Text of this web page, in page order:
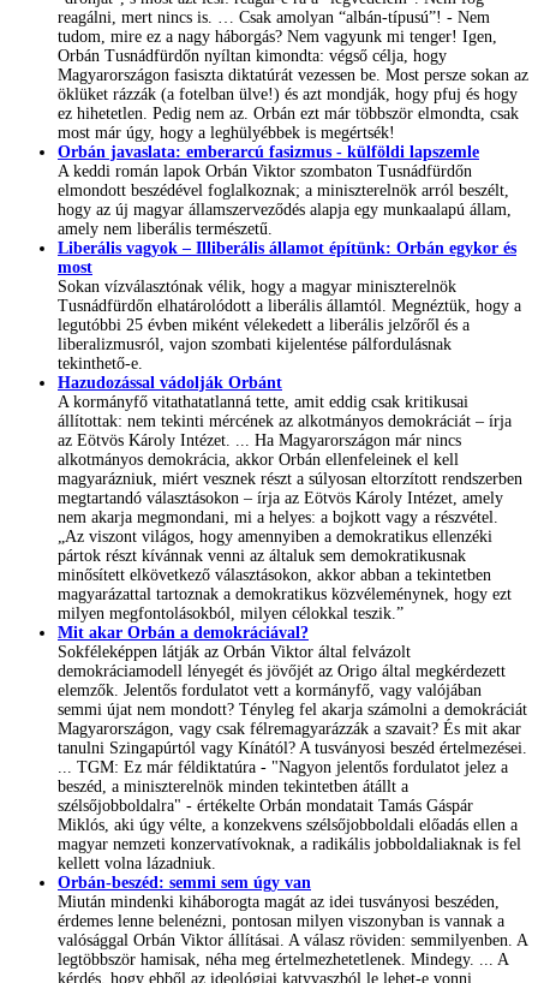
reagálni, mert nincs is. … Csak amolyan “albán-típusú”! - Nem
tudom, mire ez a nagy háborgás? Nem vagyunk mi tenger! Igen,
Orbán Tusnádfürdőn nyíltan kimondta: végső célja, hogy
Magyarországon fasiszta diktatúrát vezessen be. Most persze sokan az
öklüket rázzák (a fotelban ülve!) és azt mondják, hogy pfuj és hogy
ez hihetetlen. Pedig nem az. Orbán ezt már többször elmondta, csak
most már úgy, hogy a leghülyébbek is megértsék!
Orbán javaslata: emberarcú fasizmus - külföldi lapszemle
A keddi román lapok Orbán Viktor szombaton Tusnádfürdőn
elmondott beszédével foglalkoznak; a miniszterelnök arról beszélt,
hogy az új magyar államszerveződés alapja egy munkaalapú állam,
amely nem liberális természetű.
Liberális vagyok – Illiberális államot építünk: Orbán egykor és
most
Sokan vízválasztónak vélik, hogy a magyar miniszterelnök
Tusnádfürdőn elhatárolódott a liberális államtól. Megnéztük, hogy a
legutóbbi 25 évben miként vélekedett a liberális jelzőről és a
liberalizmusról, vajon szombati kijelentése pálfordulásnak
tekinthető-e.
Hazudozással vádolják Orbánt
A kormányfő vitathatatlanná tette, amit eddig csak kritikusai
állítottak: nem tekinti mércének az alkotmányos demokráciát – írja
az Eötvös Károly Intézet. ... Ha Magyarországon már nincs
alkotmányos demokrácia, akkor Orbán ellenfeleinek el kell
magyarázniuk, miért vesznek részt a súlyosan eltorzított rendszerben
megtartandó választásokon – írja az Eötvös Károly Intézet, amely
nem akarja megmondani, mi a helyes: a bojkott vagy a részvétel.
„Az viszont világos, hogy amennyiben a demokratikus ellenzéki
pártok részt kívánnak venni az általuk sem demokratikusnak
minősített elkövetkező választásokon, akkor abban a tekintetben
magyarázattal tartoznak a demokratikus közvéleménynek, hogy ezt
milyen megfontolásokból, milyen célokkal teszik.”
Mit akar Orbán a demokráciával?
Sokféleképpen látják az Orbán Viktor által felvázolt
demokráciamodell lényegét és jövőjét az Origo által megkérdezett
elemzők. Jelentős fordulatot vett a kormányfő, vagy valójában
semmi újat nem mondott? Tényleg fel akarja számolni a demokráciát
Magyarországon, vagy csak félremagyarázzák a szavait? És mit akar
tanulni Szingapúrtól vagy Kínától? A tusványosi beszéd értelmezései.
... TGM: Ez már féldiktatúra - "Nagyon jelentős fordulatot jelez a
beszéd, a miniszterelnök minden tekintetben átállt a
szélsőjobboldalra" - értékelte Orbán mondatait Tamás Gáspár
Miklós, aki úgy vélte, a konzekvens szélsőjobboldali előadás ellen a
magyar nemzeti konzervatívoknak, a radikális jobboldaliaknak is fel
kellett volna lázadniuk.
Orbán-beszéd: semmi sem úgy van
Miután mindenki kiháborogta magát az idei tusványosi beszéden,
érdemes lenne belenézni, pontosan milyen viszonyban is vannak a
valósággal Orbán Viktor állításai. A válasz röviden: semmilyenben. A
legtöbbször hamisak, néha meg értelmezhetetlenek. Mindegy. ... A
kérdés, hogy ebből az ideológiai katyvaszból le lehet-e vonni